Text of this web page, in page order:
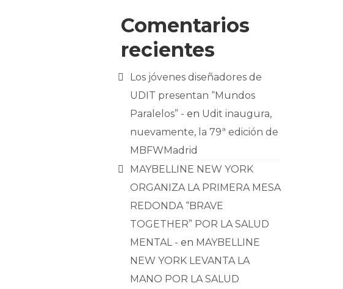
Comentarios
recientes
Los jóvenes diseñadores de
UDIT presentan “Mundos
Paralelos” - en Udit inaugura,
nuevamente, la 79ª edición de
MBFWMadrid
MAYBELLINE NEW YORK
ORGANIZA LA PRIMERA MESA
REDONDA “BRAVE
TOGETHER” POR LA SALUD
MENTAL - en MAYBELLINE
NEW YORK LEVANTA LA
MANO POR LA SALUD